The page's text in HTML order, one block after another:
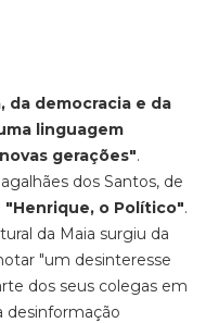
da democracia e da
linguagem
gerações".
dos Santos, de
"Henrique, o Político".
da Maia surgiu da
"um desinteresse
dos seus colegas em
desinformação